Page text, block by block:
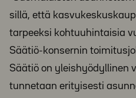
sillä, että
tarpeeksi kohtuuhintaisia
Säätiö-konsernin
Säätiö on yleishyödyllinen
tunnetaan erityisesti